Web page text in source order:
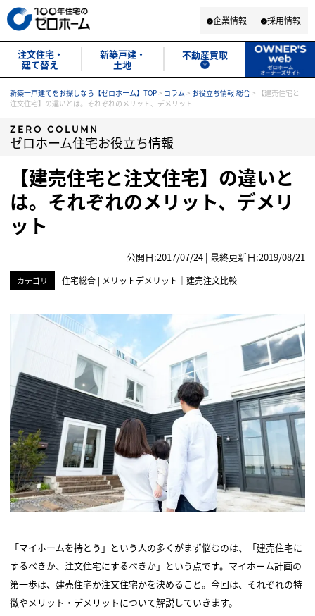
企業情報 採用情報
注文住宅・
建て替え
新築戸建・
土地
不動産買取
新築一戸建てをお探しなら【ゼロホーム】TOP> コラム > お役立ち情報-総合> 【建売住宅と
注文住宅】の違いとは。それぞれのメリット、デメリット
ZERO COLUMN
ゼロホーム住宅お役立ち情報
【建売住宅と注文住宅】の違いと
は。それぞれのメリット、デメリ
ット
カテゴリ 住宅総合 | メリットデメリット ｜ 建売注文比較
公開日:2017/07/24 | 最終更新日:2019/08/21
「マイホームを持とう」という人の多くがまず悩むのは、「建売住宅に
するべきか、注文住宅にするべきか」という点です。マイホーム計画の
第一歩は、建売住宅か注文住宅かを決めること。今回は、それぞれの特
徴やメリット・デメリットについて解説していきます。